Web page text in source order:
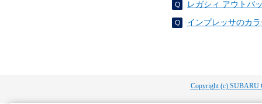
レガシィ アウトバ
インプレッサのカ
Copyright (c) SUBARU